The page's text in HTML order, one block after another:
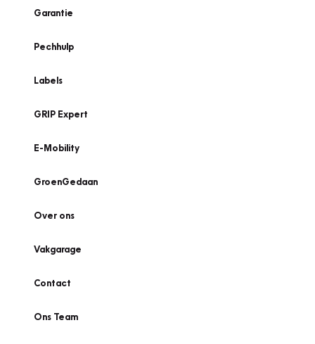
Garantie
Pechhulp
Labels
GRIP Expert
E-Mobility
GroenGedaan
Over ons
Vakgarage
Contact
Ons Team